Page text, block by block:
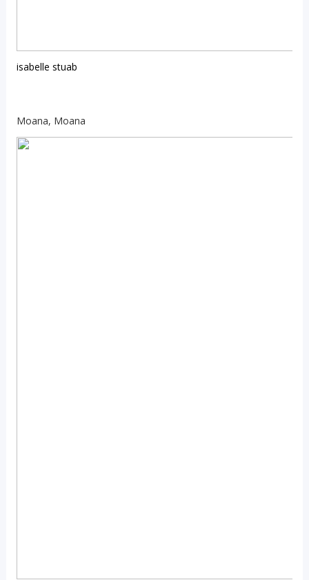
isabelle stuab
Moana, Moana